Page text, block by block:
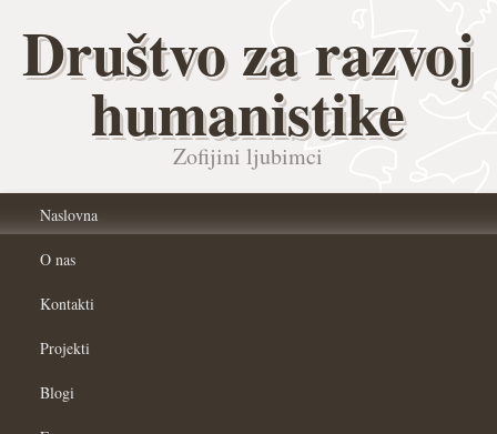
Društvo za razvoj
humanistike
Zofijini ljubimci
Naslovna
O nas
Kontakti
Projekti
Blogi